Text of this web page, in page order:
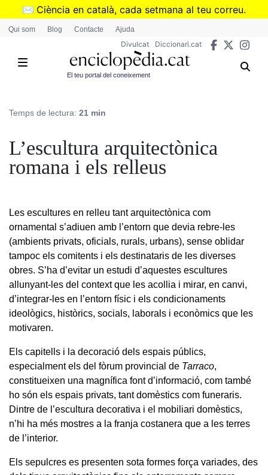
Vés
✉️ Ciència en català, cada setmana al teu correu.
➜Subscriu-te al butlletí de Divulcat
Qui som Blog Contacte Ajuda
Divulcat Diccionari.cat
El teu portal del coneixement
Temps de lectura: 21 min
L’escultura arquitectònica
romana i els relleus
Les escultures en relleu tant arquitectònica com
ornamental s’adiuen amb l’entorn que devia rebre-les
(ambients privats, oficials, rurals, urbans), sense oblidar
tampoc els comitents i els destinataris de les diverses
obres. S’ha d’evitar un estudi d’aquestes escultures
allunyant-les del context que les acollia i mirar, en canvi,
d’integrar-les en l’entorn físic i els condicionaments
ideològics, històrics, socials, laborals i econòmics que les
motivaren.
Els capitells i la decoració dels espais públics,
especialment els del fòrum provincial de Tarraco,
constitueixen una magnífica font d’informació, com també
ho són els espais privats, tant domèstics com funeraris.
Dintre de l’escultura decorativa i el mobiliari domèstics,
n’hi ha més mostres a la franja costanera que a les terres
de l’interior.
Els sepulcres es presenten sota formes força variades, des